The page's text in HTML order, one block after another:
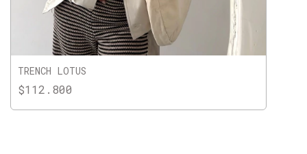
TRENCH LOTUS
$112.800